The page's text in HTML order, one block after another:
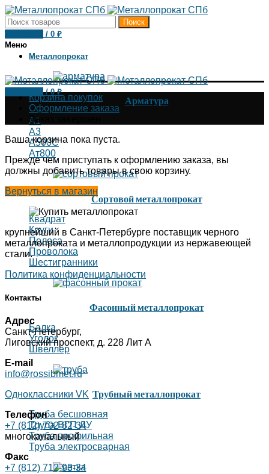
Поиск
/ 0 ₽
Меню
/ 0₽
Металлопрокат
Арматура
А1
А3
А500С
Ат800
Сортовой металлопрокат
Квадрат
Круги
Полоса
Проволока
Шестигранники
Фасонный металлопрокат
Балка
Уголок
Швеллер
Трубный металлопрокат
Труба бесшовная
Труба ВГП ДУ
Труба профильная
Труба электросварная
Корзина покупок
Оформление заказа
Заказ завершен
Ваша корзина пока пуста.
Прежде чем приступать к оформлению заказа, вы
должны добавить товары в свою корзину.
Вернуться в магазин
крупнейший в Санкт-Петербурге поставщик черного
металлопроката и металлопродукции из нержавеющей
стали.
Политика конфиденциальности
Контакты
Адрес
Санкт-Петербург,
Лиговский проспект, д. 228 Лит А
E-mail
info@rossibmet.ru
Одноклассники VK
Телефон
+7 (812) 702-82-34
многоканальный
Факс
+7 (812) 712-93-34